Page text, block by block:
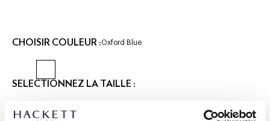
CHOISIR COULEUR :Oxford Blue
SÉLECTIONNEZ LA TAILLE :
XS S M